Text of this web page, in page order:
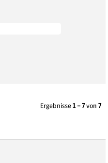
Ergebnisse1 – 7von 7